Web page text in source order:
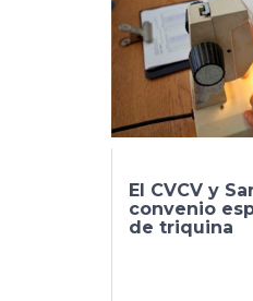
El CVCV y
convenio
de triquina